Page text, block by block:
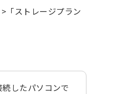
「ストレージプラン
したパソコンで